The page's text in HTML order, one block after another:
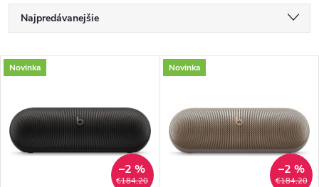
R
a
e
n
Najpredávanejšie
Najdrahšie
V
ý
p
Novinka
€184,20
–2 %
Novinka
€184,20
–2 %